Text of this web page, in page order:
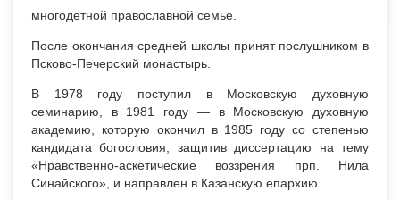
многодетной православной семье.
После окончания средней школы принят послушником в
Псково-Печерский монастырь.
В 1978 году поступил в Московскую духовную
семинарию, в 1981 году — в Московскую духовную
академию, которую окончил в 1985 году со степенью
кандидата богословия, защитив диссертацию на тему
«Нравственно-аскетические воззрения прп. Нила
Синайского», и направлен в Казанскую епархию.